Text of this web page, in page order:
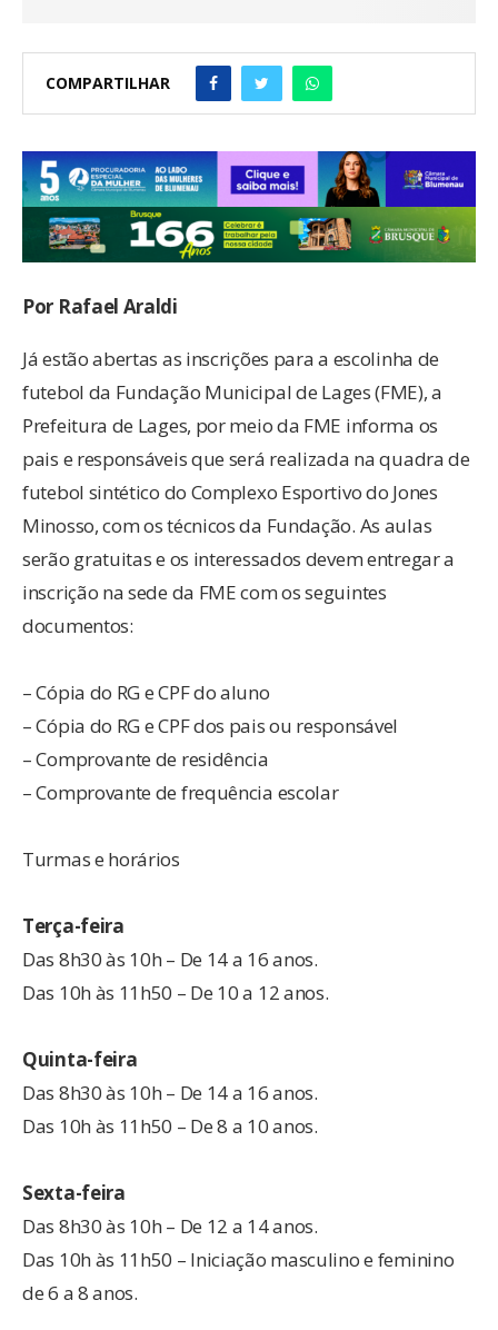
COMPARTILHAR
Por Rafael Araldi
Já estão abertas as inscrições para a escolinha de
futebol da Fundação Municipal de Lages (FME), a
Prefeitura de Lages, por meio da FME informa os
pais e responsáveis que será realizada na quadra de
futebol sintético do Complexo Esportivo do Jones
Minosso, com os técnicos da Fundação. As aulas
serão gratuitas e os interessados devem entregar a
inscrição na sede da FME com os seguintes
documentos:
– Cópia do RG e CPF do aluno
– Cópia do RG e CPF dos pais ou responsável
– Comprovante de residência
– Comprovante de frequência escolar
Turmas e horários
Terça-feira
Das 8h30 às 10h – De 14 a 16 anos.
Das 10h às 11h50 – De 10 a 12 anos.
Quinta-feira
Das 8h30 às 10h – De 14 a 16 anos.
Das 10h às 11h50 – De 8 a 10 anos.
Sexta-feira
Das 8h30 às 10h – De 12 a 14 anos.
Das 10h às 11h50 – Iniciação masculino e feminino
de 6 a 8 anos.